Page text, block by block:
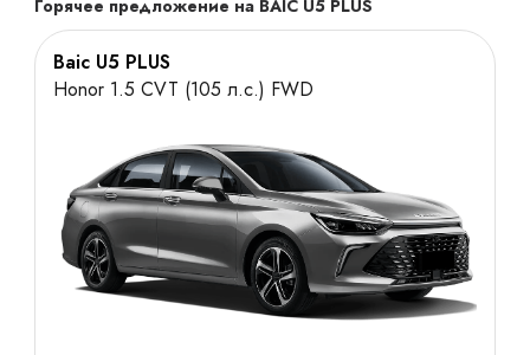
Горячее предложение на BAIC U5 PLUS
Baic U5 PLUS
Honor 1.5 CVT (105 л.с.) FWD